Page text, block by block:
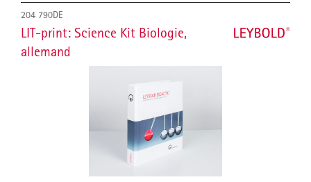
204 790DE
LIT-print: Science Kit Biologie,
allemand